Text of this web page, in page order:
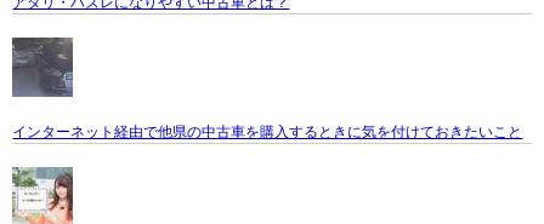
インターネット経由で他県の中古車を購入するときに気を付けておきたいこと